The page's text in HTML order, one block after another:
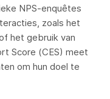
NPS-enquêtes
zoals het
het gebruik van
Score (CES) meet
om hun doel te